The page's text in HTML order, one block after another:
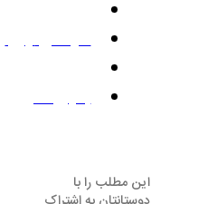
سپتامبر 23, 2012
بدون نظر
این مطلب را با